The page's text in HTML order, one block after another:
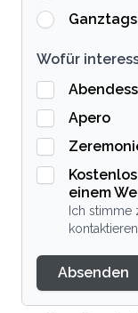
Ganztags
Wofür
Apero
einem
Ich stimme
Absenden